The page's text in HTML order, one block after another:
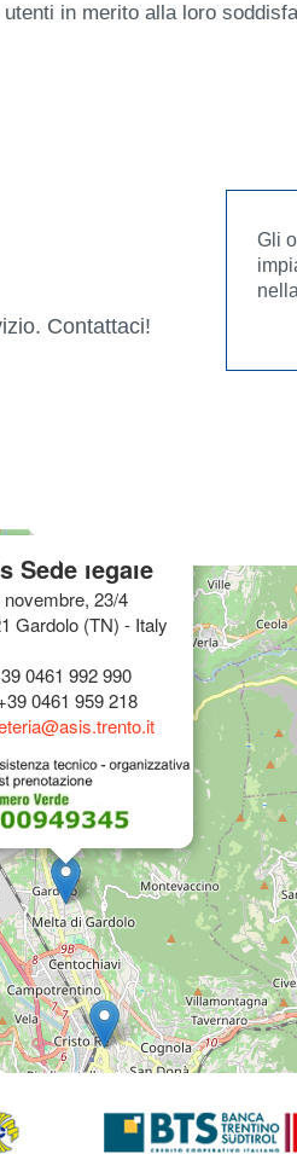
utenti in merito alla loro
Contattaci!
Gli
Sede legale
23/4
Gardolo (TN) - Italy
0461 992 990
0461 959 218